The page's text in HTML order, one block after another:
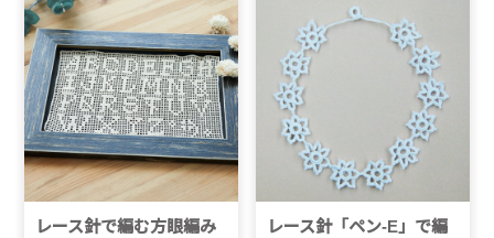
レース針で編む方眼編み
レース針「ペン-E」で編